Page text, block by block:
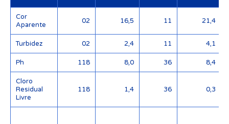
Cor
Aparente
02 16,5 11 21,4
Turbidez 02 2,4 11 4,1
Ph 118 8,0 36 8,4
Cloro
Residual
Livre
118 1,4 36 0,3